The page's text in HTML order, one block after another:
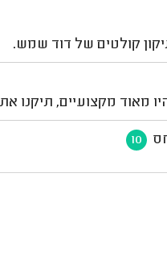
קולטים של דוד שמש.
מאוד מקצועיים,
10